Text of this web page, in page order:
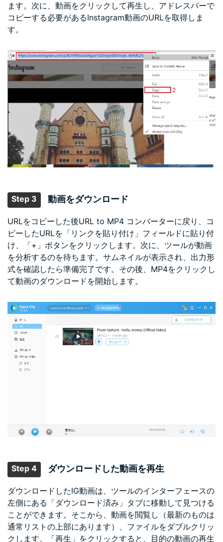
ます。次に、動画をクリックして再生し、アドレスバーで
コピーする必要があるInstagram動画のURLを取得しま
す。
Step 3 動画をダウンロード
URLをコピーした後URL to MP4 コンバーターに戻り、コ
ピーしたURLを「リンクを貼り付け」フィールドに貼り付
け、「+」ボタンをクリックします。次に、ツールが動画
を分析するのを待ちます。サムネイルが表示され、出力形
式を確認したら準備完了です。その後、MP4をクリックし
て動画のダウンロードを開始します。
Step 4 ダウンロードした動画を再生
ダウンロードしたIG動画は、ツールのインターフェースの
左側にある「ダウンロード済み」タブに移動して見つける
ことができます。そこから、動画を閲覧し（最新のものは
通常リストの上部にあります）、ファイルをダブルクリッ
クします。「再生」をクリックすると、目的の動画の再生